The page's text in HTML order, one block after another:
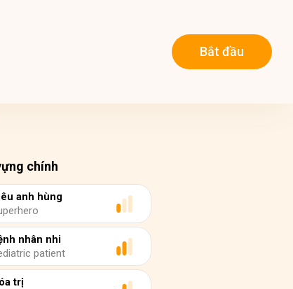
Bắt đầu
chính
anh hùng
nhân nhi
patient
trị